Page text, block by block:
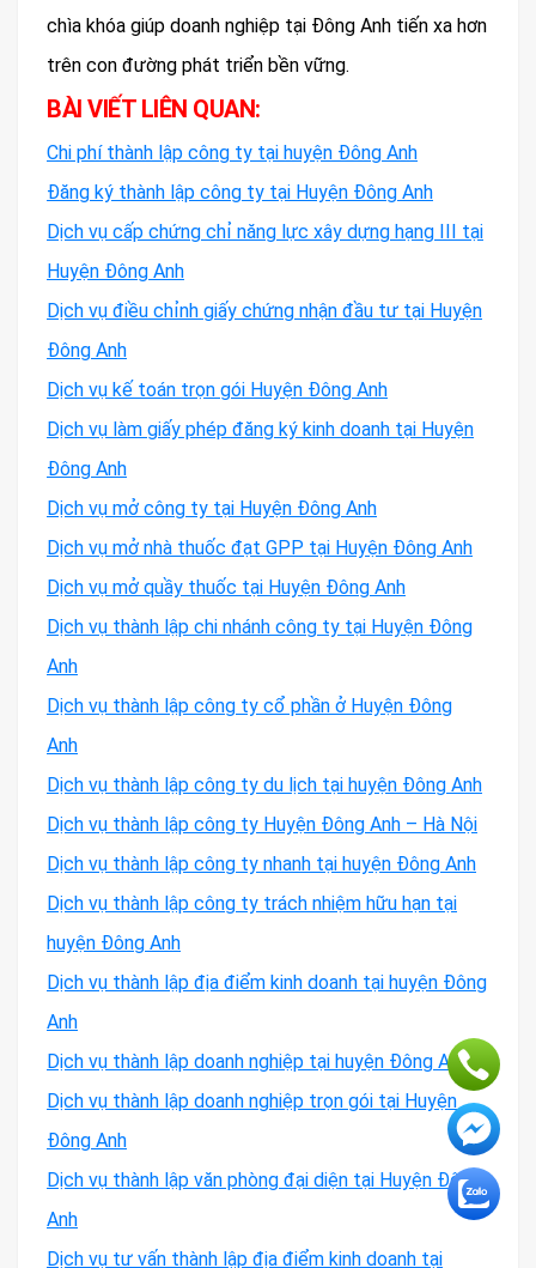
chìa khóa giúp doanh nghiệp tại Đông Anh tiến xa hơn
trên con đường phát triển bền vững.
BÀI VIẾT LIÊN QUAN:
Chi phí thành lập công ty tại huyện Đông Anh
Đăng ký thành lập công ty tại Huyện Đông Anh
Dịch vụ cấp chứng chỉ năng lực xây dựng hạng III tại
Huyện Đông Anh
Dịch vụ điều chỉnh giấy chứng nhận đầu tư tại Huyện
Đông Anh
Dịch vụ kế toán trọn gói Huyện Đông Anh
Dịch vụ làm giấy phép đăng ký kinh doanh tại Huyện
Đông Anh
Dịch vụ mở công ty tại Huyện Đông Anh
Dịch vụ mở nhà thuốc đạt GPP tại Huyện Đông Anh
Dịch vụ mở quầy thuốc tại Huyện Đông Anh
Dịch vụ thành lập chi nhánh công ty tại Huyện Đông
Anh
Dịch vụ thành lập công ty cổ phần ở Huyện Đông
Anh
Dịch vụ thành lập công ty du lịch tại huyện Đông Anh
Dịch vụ thành lập công ty Huyện Đông Anh – Hà Nội
Dịch vụ thành lập công ty nhanh tại huyện Đông Anh
Dịch vụ thành lập công ty trách nhiệm hữu hạn tại
huyện Đông Anh
Dịch vụ thành lập địa điểm kinh doanh tại huyện Đông
Anh
Dịch vụ thành lập doanh nghiệp tại huyện Đông Anh
Dịch vụ thành lập doanh nghiệp trọn gói tại Huyện
Đông Anh
Dịch vụ thành lập văn phòng đại diện tại Huyện Đông
Anh
Dịch vụ tư vấn thành lập địa điểm kinh doanh tại